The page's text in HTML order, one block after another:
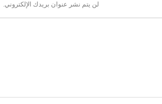
لن يتم نشر عنوان بريدك الإلكتروني.